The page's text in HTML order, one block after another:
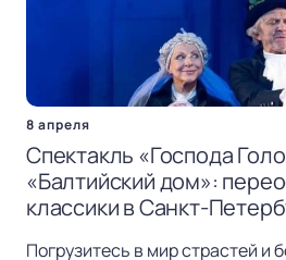
8 апреля
Спектакль «Господа
«Балтийский дом»:
классики в Санкт-
Погрузитесь в мир страстей и